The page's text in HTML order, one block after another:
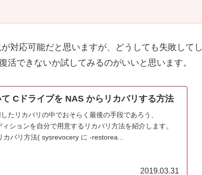
対応可能だと思いますが、どうしても失敗してし
活できないか試してみるのがいいと思います。
Cドライブを NAS からリカバリする方法
たリカバリの中でおそらく最後の手段であろう、
ションを自分で用意するリカバリ方法を紹介します。
バリ方法( sysrevocery に -restorea...
2019.03.31